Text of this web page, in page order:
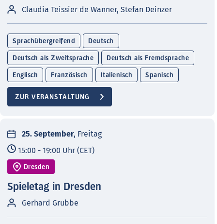
Claudia Teissier de Wanner, Stefan Deinzer
Sprachübergreifend Deutsch
Deutsch als Zweitsprache Deutsch als Fremdsprache
Englisch Französisch Italienisch Spanisch
ZUR VERANSTALTUNG
25. September, Freitag
15:00 - 19:00 Uhr (CET)
Dresden
Spieletag in Dresden
Gerhard Grubbe